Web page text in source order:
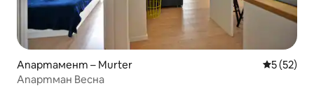
Апартамент – Murter Средна
5 (52)
Апартман Весна